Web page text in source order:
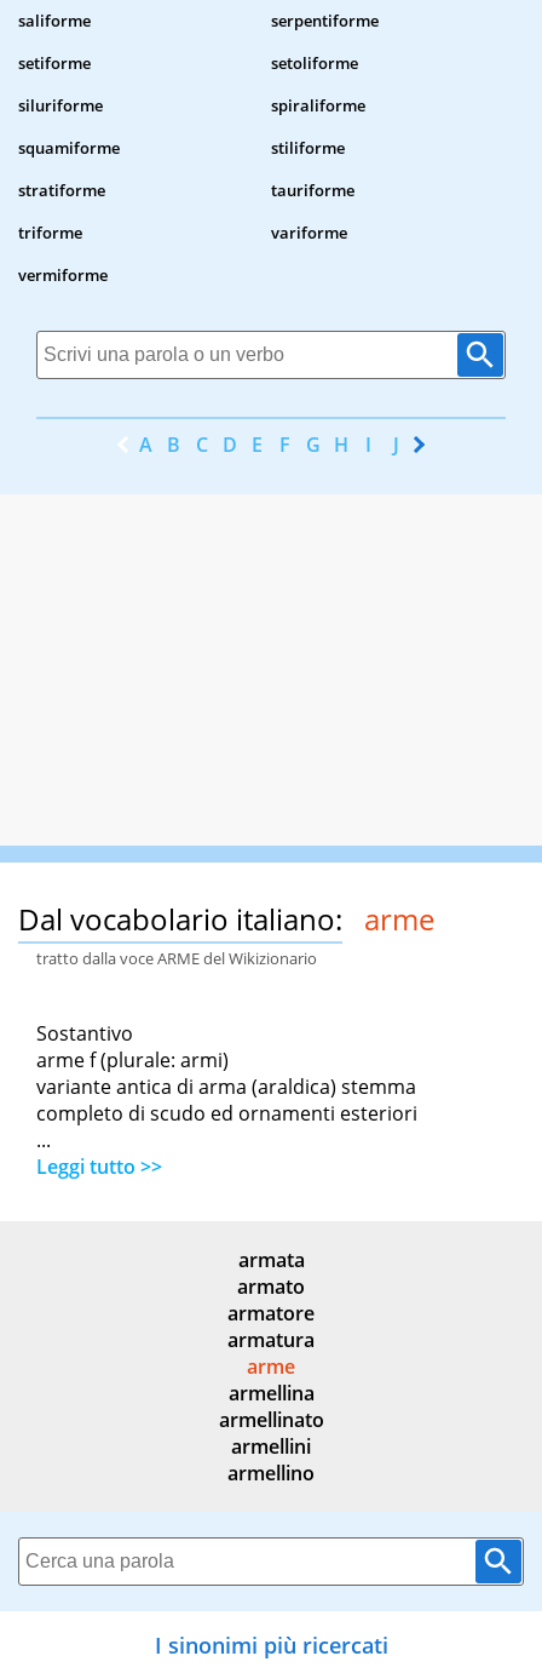
saliforme
serpentiforme
setiforme
setoliforme
siluriforme
spiraliforme
squamiforme
stiliforme
stratiforme
tauriforme
triforme
variforme
vermiforme
A B C D E F G H I J K
Dal vocabolario italiano: arme
tratto dalla voce ARME del Wikizionario
Sostantivo
arme f (plurale: armi)
variante antica di arma (araldica) stemma
completo di scudo ed ornamenti esteriori
...
Leggi tutto >>
armata
armato
armatore
armatura
arme
armellina
armellinato
armellini
armellino
I sinonimi più ricercati